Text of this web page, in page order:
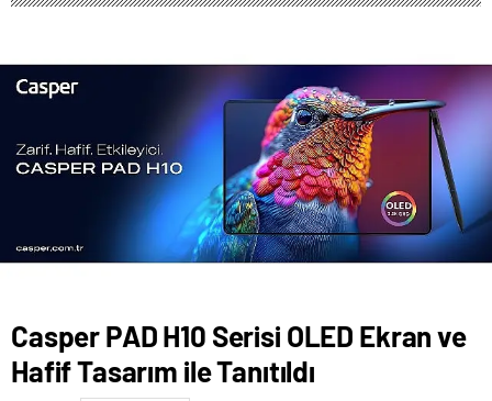
Casper PAD H10 Serisi OLED Ekran ve
Hafif Tasarım ile Tanıtıldı